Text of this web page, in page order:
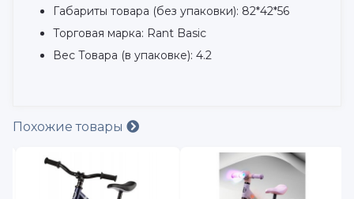
Габариты товара (без упаковки): 82*42*56
Торговая марка: Rant Basic
Вес Товара (в упаковке): 4.2
Похожие товары